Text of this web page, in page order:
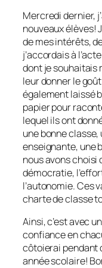
Mercredi dernier,
nouveaux élèves!
de mes intérêts,
j’accordais à
dont je souhaitais
leur donner le goût
également laissé
papier pour
lequel ils ont
une bonne classe,
enseignante, une
nous avons choisi
démocratie,
l’autonomie. Ces
charte de classe
Ainsi, c’est avec
confiance en
côtoierai pendant
année scolaire!